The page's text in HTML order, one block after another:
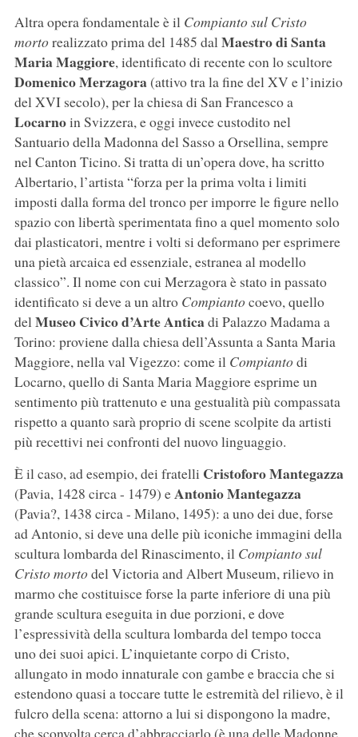
Altra opera fondamentale è il Compianto sul Cristo
mortorealizzato prima del 1485 dal Maestro di Santa
Maria Maggiore, identificato di recente con lo scultore
Domenico Merzagora(attivo tra la fine del XV e l’inizio
del XVI secolo), per la chiesa di San Francesco a
Locarnoin Svizzera, e oggi invece custodito nel
Santuario della Madonna del Sasso a Orsellina, sempre
nel Canton Ticino. Si tratta di un’opera dove, ha scritto
Albertario, l’artista “forza per la prima volta i limiti
imposti dalla forma del tronco per imporre le figure nello
spazio con libertà sperimentata fino a quel momento solo
dai plasticatori, mentre i volti si deformano per esprimere
una pietà arcaica ed essenziale, estranea al modello
classico”. Il nome con cui Merzagora è stato in passato
identificato si deve a un altro Compiantocoevo, quello
del Museo Civico d’Arte Anticadi Palazzo Madama a
Torino: proviene dalla chiesa dell’Assunta a Santa Maria
Maggiore, nella val Vigezzo: come il Compiantodi
Locarno, quello di Santa Maria Maggiore esprime un
sentimento più trattenuto e una gestualità più compassata
rispetto a quanto sarà proprio di scene scolpite da artisti
più recettivi nei confronti del nuovo linguaggio.
È il caso, ad esempio, dei fratelli Cristoforo Mantegazza
(Pavia, 1428 circa - 1479) eAntonio Mantegazza
(Pavia?, 1438 circa - Milano, 1495): a uno dei due, forse
ad Antonio, si deve una delle più iconiche immagini della
scultura lombarda del Rinascimento, il Compianto sul
Cristo mortodel Victoria and Albert Museum, rilievo in
marmo che costituisce forse la parte inferiore di una più
grande scultura eseguita in due porzioni, e dove
l’espressività della scultura lombarda del tempo tocca
uno dei suoi apici. L’inquietante corpo di Cristo,
allungato in modo innaturale con gambe e braccia che si
estendono quasi a toccare tutte le estremità del rilievo, è il
fulcro della scena: attorno a lui si dispongono la madre,
che sconvolta cerca d’abbracciarlo (è una delle Madonne